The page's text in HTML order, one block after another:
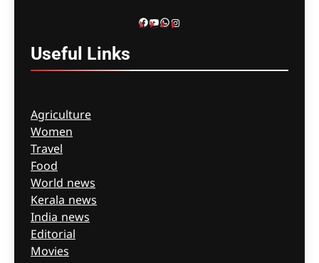
ഇൻക്വസ്റ്റിൽ ഹാജരായി
Facebook
YouTube
WhatsApp
Instagram
Useful Links
Agriculture
Women
Travel
Food
World news
Kerala news
India news
Editorial
Movies